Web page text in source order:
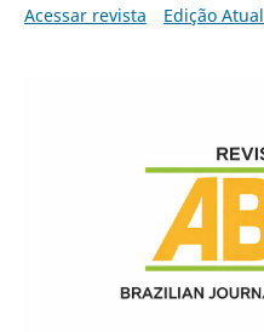
Acessar revista Edição Atual